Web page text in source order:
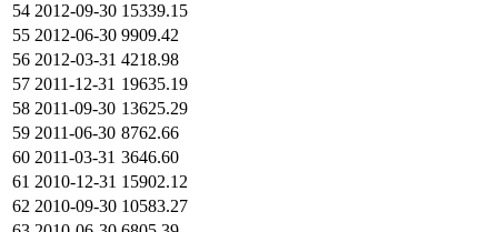
54 2012-09-30 15339.15
55 2012-06-30 9909.42
56 2012-03-31 4218.98
57 2011-12-31 19635.19
58 2011-09-30 13625.29
59 2011-06-30 8762.66
60 2011-03-31 3646.60
61 2010-12-31 15902.12
62 2010-09-30 10583.27